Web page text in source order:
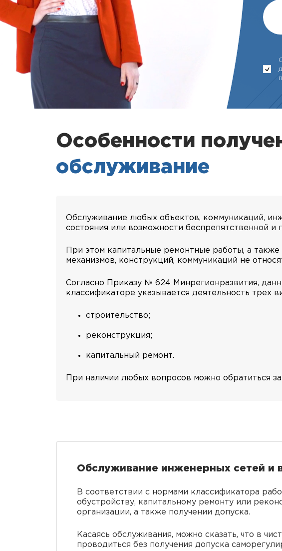
Особенности
обслуживание
Обслуживание любых объектов, коммуникаций,
состояния или возможности беспрепятственной
При этом капитальные ремонтные работы, а
механизмов, конструкций, коммуникаций не
Согласно Приказу № 624 Минрегионразвития,
классификаторе указывается деятельность трех
строительство;
реконструкция;
капитальный ремонт.
При наличии любых вопросов можно обратиться
Обслуживание инженерных сетей и
В соответствии с нормами классификатора
обустройству, капитальному ремонту или
организации, а также получении допуска.
Касаясь обслуживания, можно сказать, что в
проводиться без получения допуска